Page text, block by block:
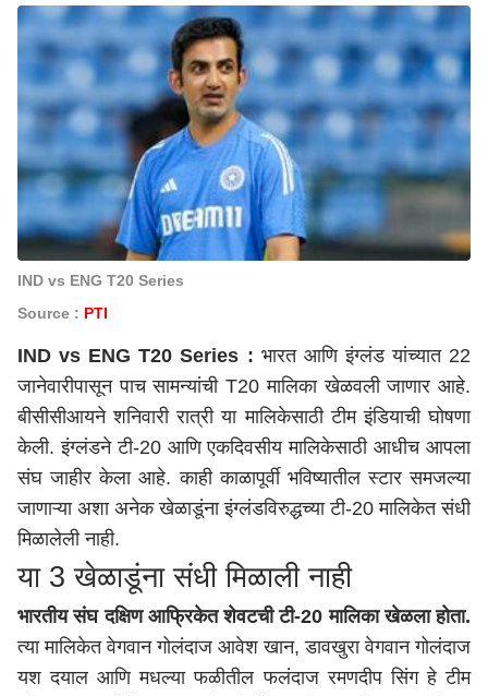
IND vs ENG T20 Series
Source : PTI
IND vs ENG T20 Series : भारत आणि इंग्लंड यांच्यात 22
जानेवारीपासून पाच सामन्यांची T20 मालिका खेळवली जाणार आहे.
बीसीसीआयने शनिवारी रात्री या मालिकेसाठी टीम इंडियाची घोषणा
केली. इंग्लंडने टी-20 आणि एकदिवसीय मालिकेसाठी आधीच आपला
संघ जाहीर केला आहे. काही काळापूर्वी भविष्यातील स्टार समजल्या
जाणाऱ्या अशा अनेक खेळाडूंना इंग्लंडविरुद्धच्या टी-20 मालिकेत संधी
मिळालेली नाही.
या 3 खेळाडूंना संधी मिळाली नाही
भारतीय संघ दक्षिण आफ्रिकेत शेवटची टी-20 मालिका खेळला होता.
त्या मालिकेत वेगवान गोलंदाज आवेश खान, डावखुरा वेगवान गोलंदाज
यश दयाल आणि मधल्या फळीतील फलंदाज रमणदीप सिंग हे टीम